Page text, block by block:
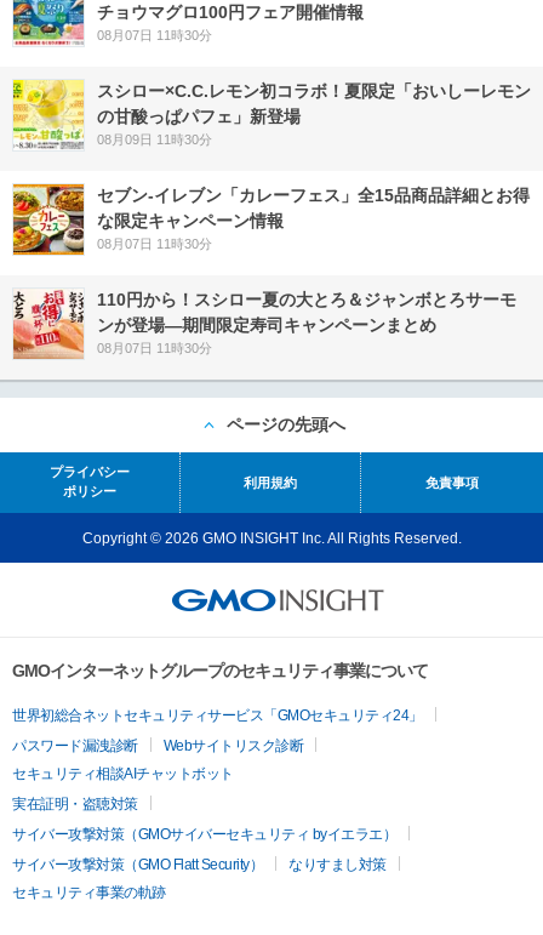
チョウマグロ100円フェア開催情報
08月07日 11時30分
スシロー×C.C.レモン初コラボ！夏限定「おいしーレモン
の甘酸っぱパフェ」新登場
08月09日 11時30分
セブン‐イレブン「カレーフェス」全15品商品詳細とお得
な限定キャンペーン情報
08月07日 11時30分
110円から！スシロー夏の大とろ＆ジャンボとろサーモ
ンが登場―期間限定寿司キャンペーンまとめ
08月07日 11時30分
ページの先頭へ
プライバシー
ポリシー
利用規約 免責事項
Copyright © 2026 GMO INSIGHT Inc. All Rights Reserved.
GMOインターネットグループのセキュリティ事業について
世界初総合ネットセキュリティサービス「GMOセキュリティ24」
パスワード漏洩診断
Webサイトリスク診断
セキュリティ相談AIチャットボット
実在証明・盗聴対策
サイバー攻撃対策（GMOサイバーセキュリティ byイエラエ）
サイバー攻撃対策（GMO Flatt Security）
なりすまし対策
セキュリティ事業の軌跡